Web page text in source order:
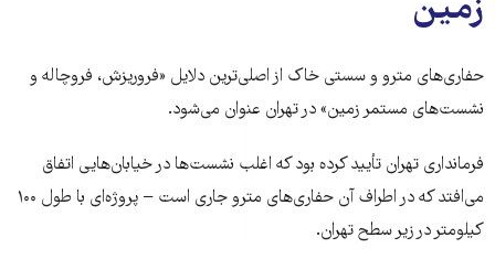
زمین
حفاری‌های مترو و سستی خاک از اصلی‌ترین دلایل «فروریزش، فروچاله و
نشست‌های مستمر زمین» در تهران عنوان می‌شود.
فرمانداری تهران تأیید کرده بود که اغلب نشست‌ها در خیابان‌هایی اتفاق
می‌افتد که در اطراف آن حفاری‌های مترو جاری است − پروژه‌ای با طول ۱۰۰
کیلومتر در زیر سطح تهران.